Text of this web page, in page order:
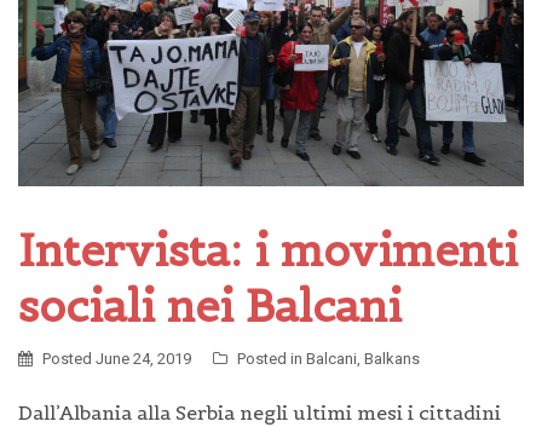
Intervista: i movimenti
sociali nei Balcani
Posted June 24, 2019 Posted in Balcani, Balkans
Dall’Albania alla Serbia negli ultimi mesi i cittadini